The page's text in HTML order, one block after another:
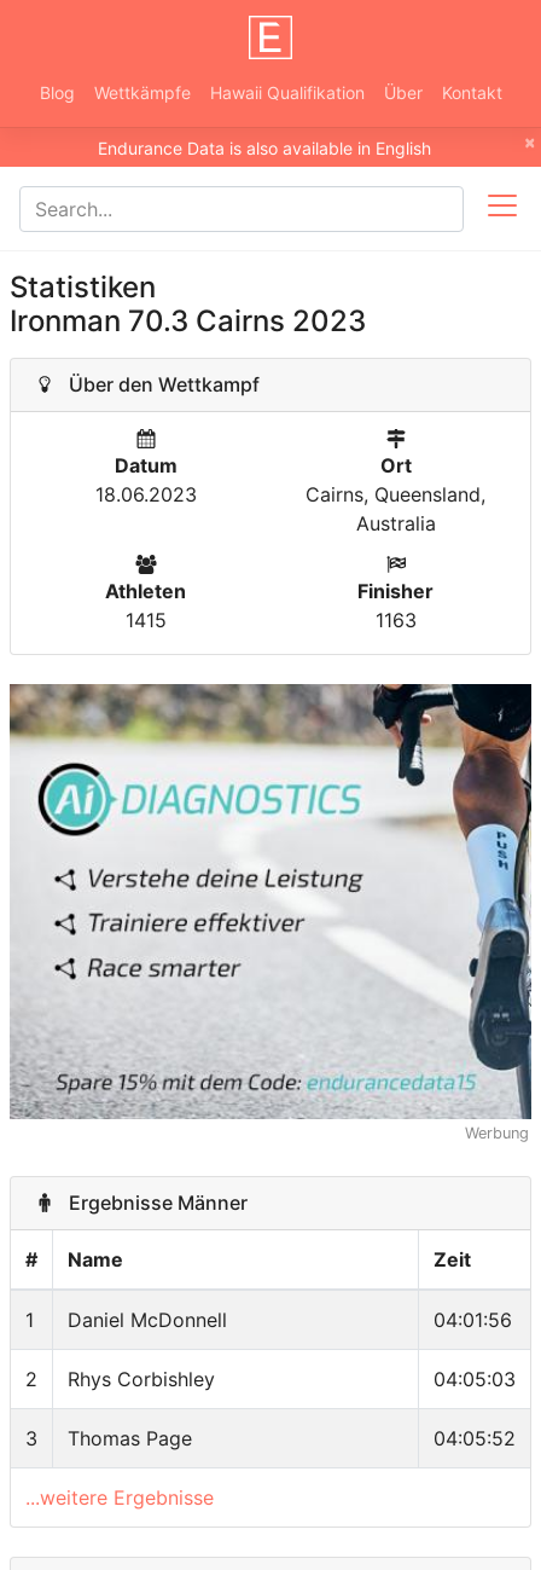
Blog Wettkämpfe Hawaii Qualifikation Über Kontakt
×
Endurance Data is also available in English
Statistiken
Ironman 70.3 Cairns 2023
Über den Wettkampf
Datum
18.06.2023
Ort
Cairns, Queensland,
Australia
Athleten
1415
Finisher
1163
Werbung
Ergebnisse Männer
# Name Zeit
1 Daniel McDonnell 04:01:56
2 Rhys Corbishley 04:05:03
3 Thomas Page 04:05:52
...weitere Ergebnisse